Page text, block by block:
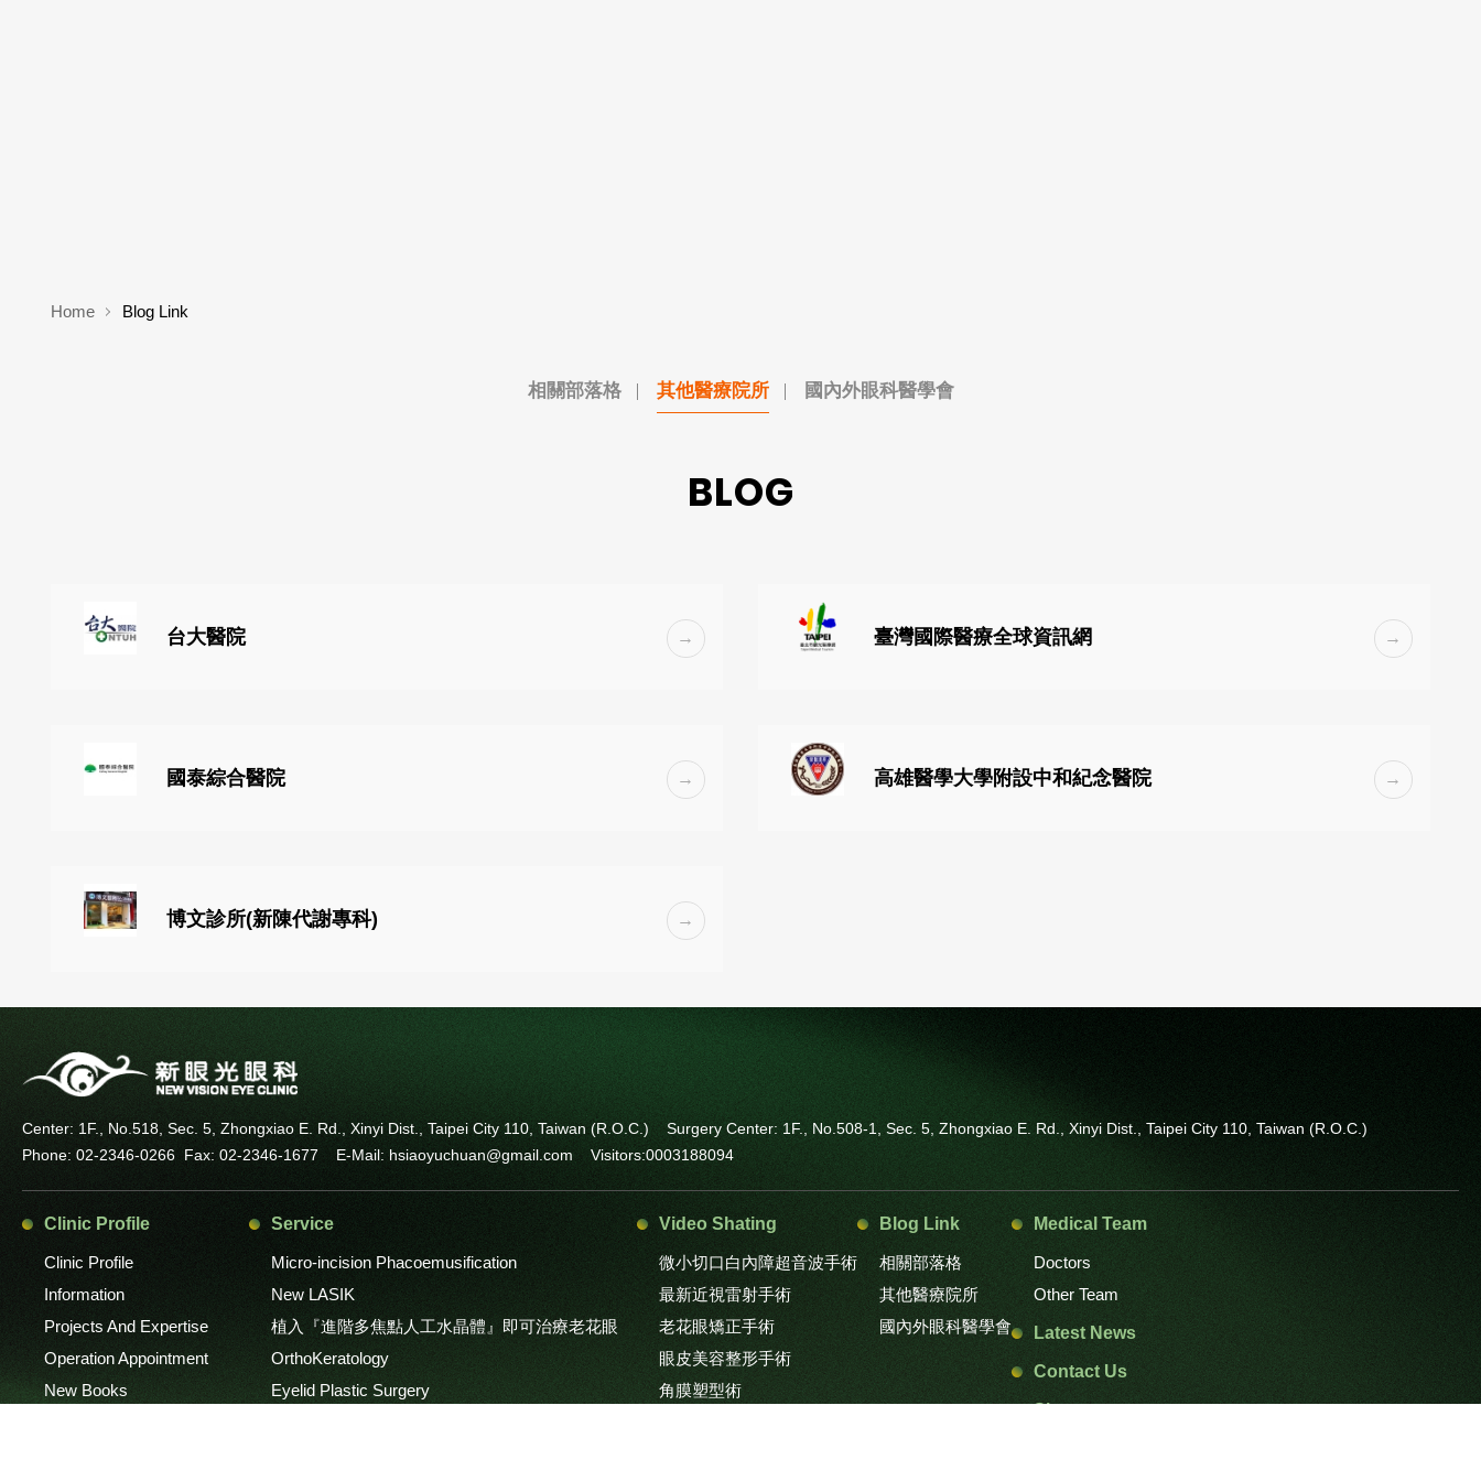
Home Blog Link
相關部落格 其他醫療院所 國內外眼科醫學會
BLOG
台大醫院 臺灣國際醫療全球資訊網
國泰綜合醫院 高雄醫學大學附設中和紀念醫院
博文診所(新陳代謝專科)
Center: 1F., No.518, Sec. 5, Zhongxiao E. Rd., Xinyi Dist., Taipei City 110, Taiwan (R.O.C.) Surgery Center: 1F., No.508-1, Sec. 5, Zhongxiao E. Rd., Xinyi Dist., Taipei City 110, Taiwan (R.O.C.)
Phone: 02-2346-0266 Fax: 02-2346-1677 E-Mail: hsiaoyuchuan@gmail.com Visitors:0003188094
Clinic Profile
Clinic Profile
Information
Projects And Expertise
Operation Appointment
New Books
Service
Micro-incision Phacoemusification
New LASIK
植入『進階多焦點人工水晶體』即可治療老花眼
OrthoKeratology
Eyelid Plastic Surgery
Video Shating
微小切口白內障超音波手術
最新近視雷射手術
老花眼矯正手術
眼皮美容整形手術
角膜塑型術
Blog Link
相關部落格
其他醫療院所
國內外眼科醫學會
Medical Team
Doctors
Other Team
Latest News
Contact Us
Sitemap